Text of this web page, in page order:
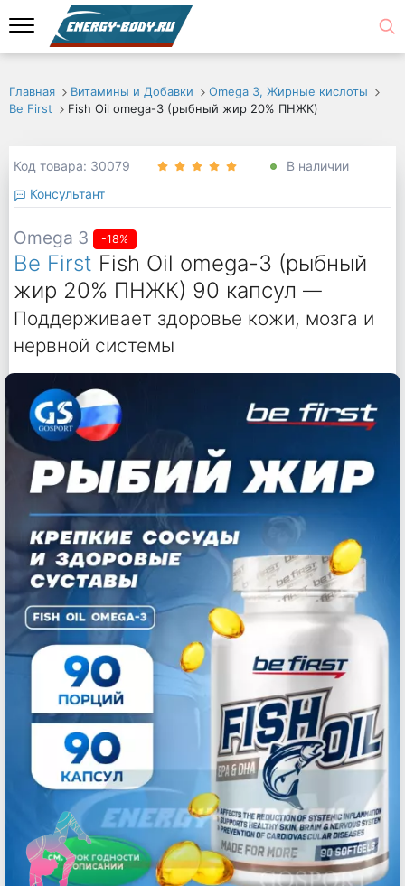
Главная Витамины и Добавки
Omega 3, Жирные кислоты
Be First
Fish Oil omega-3 (рыбный жир 20% ПНЖК)
Код товара: 30079
В наличии
Консультант
Omega 3 -18%
Be First Fish Oil omega-3 (рыбный
жир 20% ПНЖК) 90 капсул —
Поддерживает здоровье кожи, мозга и
нервной системы